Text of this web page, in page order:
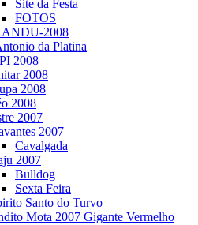
Site da Festa
FOTOS
2008
da Platina
2008
2008
2008
2008
2007
2007
Cavalgada
2007
Bulldog
Sexta Feira
Santo do Turvo
Mota 2007 Gigante Vermelho